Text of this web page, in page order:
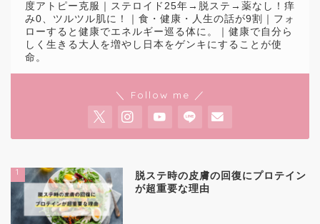
度アトピー克服｜ステロイド25年→脱ステ→薬なし！痒
み0、ツルツル肌に！｜食・健康・人生の話が9割｜フォ
ローすると健康でエネルギー巡る体に。｜健康で自分ら
しく生きる大人を増やし日本をゲンキにすることが使
命。
＼ Follow me ／
1
脱ステ時の皮膚の回復にプロテイン
が超重要な理由